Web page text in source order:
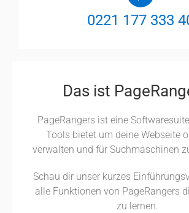
0221 177 333
Das ist
PageRangers ist eine
Tools bietet um deine Webseite
verwalten und für Suchmaschinen
Schau dir unser kurzes
alle Funktionen von PageRangers
zu lernen.